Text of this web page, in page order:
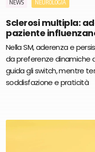
NEWS NEUROLOGIA
Sclerosi multipla:
paziente
Nella SM, aderenza e
da preferenze dinamiche
guida gli switch, mentre
soddisfazione e praticità